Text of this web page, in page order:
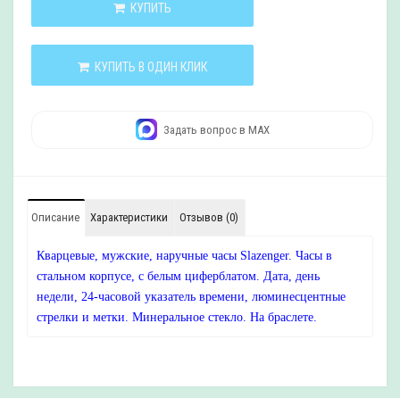
КУПИТЬ
КУПИТЬ В ОДИН КЛИК
Задать вопрос в MAX
Описание Характеристики Отзывов (0)
Кварцевые, мужские, наручные часы Slazenger. Часы в
стальном корпусе, с белым циферблатом. Дата, день
недели, 24-часовой указатель времени, люминесцентные
стрелки и метки. Минеральное стекло. На браслете.